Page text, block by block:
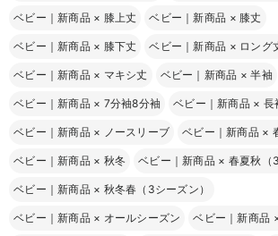
ベビー｜新商品 × 膝上丈 ベビー｜新商品 × 膝丈
ベビー｜新商品 × 膝下丈 ベビー｜新商品 × ロング
ベビー｜新商品 × マキシ丈 ベビー｜新商品 ×半袖
ベビー｜新商品 × 7分袖8分袖 ベビー｜新商品 × 長
ベビー｜新商品 × ノースリーブ ベビー｜新商品 ×
ベビー｜新商品 × 秋冬 ベビー｜新商品 × 春夏秋（
ベビー｜新商品 × 秋冬春（3シーズン）
ベビー｜新商品 × オールシーズン ベビー｜新商品